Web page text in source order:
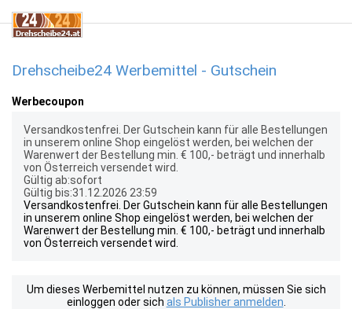
Drehscheibe24 Werbemittel - Gutschein
Werbecoupon
Versandkostenfrei. Der Gutschein kann für alle Bestellungen
in unserem online Shop eingelöst werden, bei welchen der
Warenwert der Bestellung min. € 100,- beträgt und innerhalb
von Österreich versendet wird.
Gültig ab:sofort
Gültig bis:31.12.2026 23:59
Versandkostenfrei. Der Gutschein kann für alle Bestellungen
in unserem online Shop eingelöst werden, bei welchen der
Warenwert der Bestellung min. € 100,- beträgt und innerhalb
von Österreich versendet wird.
Um dieses Werbemittel nutzen zu können, müssen Sie sich
einloggen oder sich als Publisher anmelden